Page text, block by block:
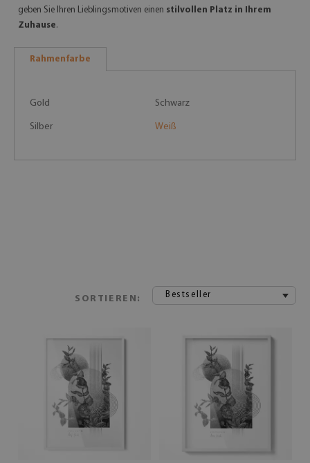
geben Sie Ihren Lieblingsmotiven einen stilvollen Platz in Ihrem
Zuhause.
Rahmenfarbe
Gold Schwarz
Silber Weiß
SORTIEREN: Bestseller